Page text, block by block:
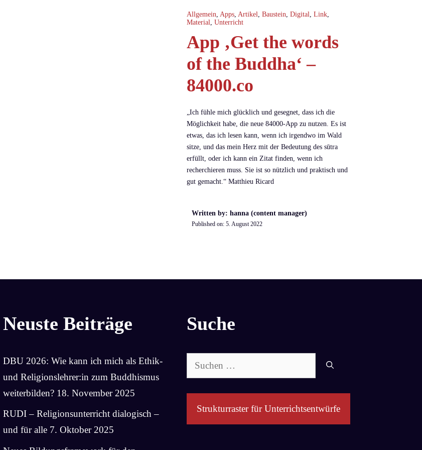
Allgemein Apps Artikel ,Baustein ,Digital ,Link
Material ,Unterricht
App ‚Get the words
of the Buddha‘ –
84000.co
„Ich fühle mich glücklich und gesegnet, dass ich die
Möglichkeit habe, die neue 84000-App zu nutzen. Es ist
etwas, das ich lesen kann, wenn ich irgendwo im Wald
sitze, und das mein Herz mit der Bedeutung des sūtra
erfüllt, oder ich kann ein Zitat finden, wenn ich
recherchieren muss. Sie ist so nützlich und praktisch und
gut gemacht.“ Matthieu Ricard
Written by: hanna (content manager)
Published on:5. August 2022
Neuste Beiträge
DBU 2026: Wie kann ich mich als Ethik-
und Religionslehrer:in zum Buddhismus
weiterbilden? 18. November 2025
RUDI – Religionsunterricht dialogisch –
und für alle 7. Oktober 2025
Suche
Suchen
nach:
Strukturraster für Unterrichtsentwürfe